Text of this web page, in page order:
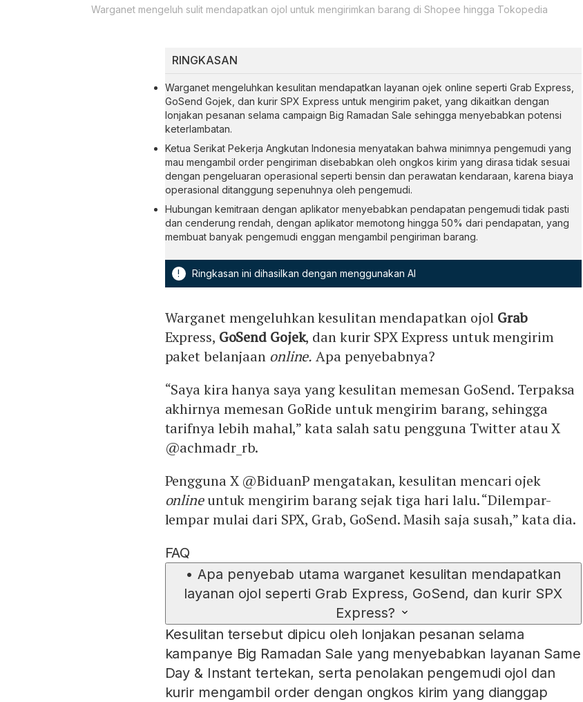
Warganet mengeluh sulit mendapatkan ojol untuk mengirimkan barang di Shopee hingga Tokopedia
RINGKASAN
Warganet mengeluhkan kesulitan mendapatkan layanan ojek online seperti Grab Express,
GoSend Gojek, dan kurir SPX Express untuk mengirim paket, yang dikaitkan dengan
lonjakan pesanan selama campaign Big Ramadan Sale sehingga menyebabkan potensi
keterlambatan.
Ketua Serikat Pekerja Angkutan Indonesia menyatakan bahwa minimnya pengemudi yang
mau mengambil order pengiriman disebabkan oleh ongkos kirim yang dirasa tidak sesuai
dengan pengeluaran operasional seperti bensin dan perawatan kendaraan, karena biaya
operasional ditanggung sepenuhnya oleh pengemudi.
Hubungan kemitraan dengan aplikator menyebabkan pendapatan pengemudi tidak pasti
dan cenderung rendah, dengan aplikator memotong hingga 50% dari pendapatan, yang
membuat banyak pengemudi enggan mengambil pengiriman barang.
! Ringkasan ini dihasilkan dengan menggunakan AI
Warganet mengeluhkan kesulitan mendapatkan ojol Grab
Express, GoSend Gojek, dan kurir SPX Express untuk mengirim
paket belanjaan online. Apa penyebabnya?
“Saya kira hanya saya yang kesulitan memesan GoSend. Terpaksa
akhirnya memesan GoRide untuk mengirim barang, sehingga
tarifnya lebih mahal,” kata salah satu pengguna Twitter atau X
@achmadr_rb.
Pengguna X @BiduanP mengatakan, kesulitan mencari ojek
onlineuntuk mengirim barang sejak tiga hari lalu. “Dilempar-
lempar mulai dari SPX, Grab, GoSend. Masih saja susah,” kata dia.
FAQ
• Apa penyebab utama warganet kesulitan mendapatkan
layanan ojol seperti Grab Express, GoSend, dan kurir SPX
Express?
Kesulitan tersebut dipicu oleh lonjakan pesanan selama
kampanye Big Ramadan Sale yang menyebabkan layanan Same
Day & Instant tertekan, serta penolakan pengemudi ojol dan
kurir mengambil order dengan ongkos kirim yang dianggap